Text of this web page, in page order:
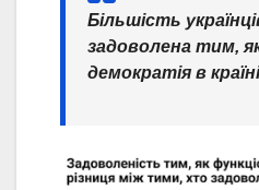
Більшість
задоволена тим,
демократія в